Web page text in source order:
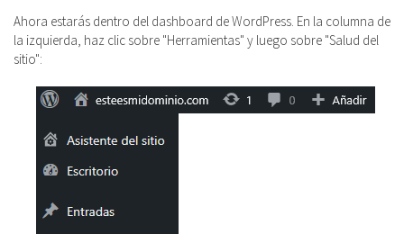
Ahora estarás dentro del dashboard de WordPress. En la columna de
la izquierda, haz clic sobre "Herramientas" y luego sobre "Salud del
sitio":